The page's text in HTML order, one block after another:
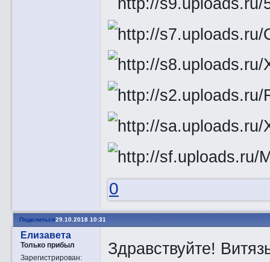
0
Поделиться29.10.2018 10:31
Елизавета
Только прибыл
Зарегистрирован:
Здравствуйте!